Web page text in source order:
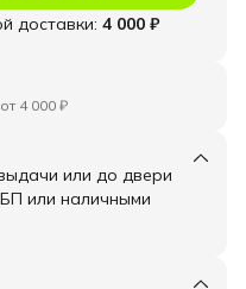
доставки: 4 000 ₽
4 000 ₽
или до двери
или наличными